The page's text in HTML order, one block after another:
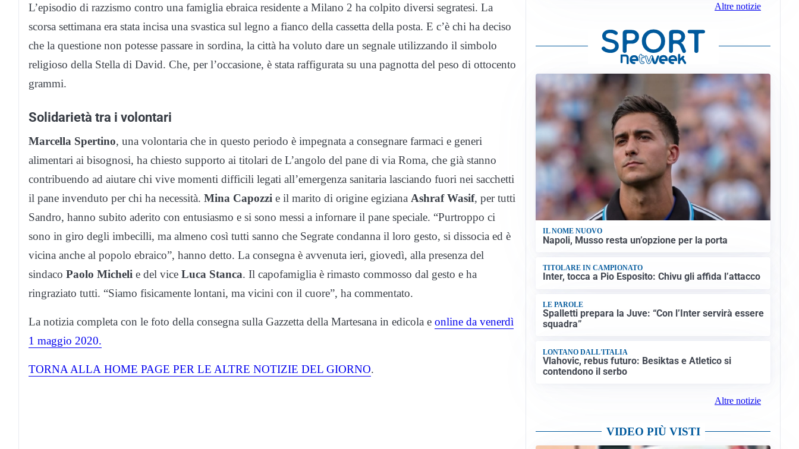
L’episodio di razzismo contro una famiglia ebraica residente a Milano 2 ha colpito diversi segratesi. La
scorsa settimana era stata incisa una svastica sul legno a fianco della cassetta della posta. E c’è chi ha deciso
che la questione non potesse passare in sordina, la città ha voluto dare un segnale utilizzando il simbolo
religioso della Stella di David. Che, per l’occasione, è stata raffigurata su una pagnotta del peso di ottocento
grammi.
Solidarietà tra i volontari
Marcella Spertino, una volontaria che in questo periodo è impegnata a consegnare farmaci e generi
alimentari ai bisognosi, ha chiesto supporto ai titolari de L’angolo del pane di via Roma, che già stanno
contribuendo ad aiutare chi vive momenti difficili legati all’emergenza sanitaria lasciando fuori nei sacchetti
il pane invenduto per chi ha necessità. Mina Capozzi e il marito di origine egiziana Ashraf Wasif, per tutti
Sandro, hanno subito aderito con entusiasmo e si sono messi a infornare il pane speciale. “Purtroppo ci
sono in giro degli imbecilli, ma almeno così tutti sanno che Segrate condanna il loro gesto, si dissocia ed è
vicina anche al popolo ebraico”, hanno detto. La consegna è avvenuta ieri, giovedì, alla presenza del
sindaco Paolo Micheli e del vice Luca Stanca. Il capofamiglia è rimasto commosso dal gesto e ha
ringraziato tutti. “Siamo fisicamente lontani, ma vicini con il cuore”, ha commentato.
La notizia completa con le foto della consegna sulla Gazzetta della Martesana in edicola e online da venerdì
1 maggio 2020.
TORNA ALLA HOME PAGE PER LE ALTRE NOTIZIE DEL GIORNO.
Altre notizie
IL NOME NUOVO
Napoli, Musso resta un’opzione per la porta
TITOLARE IN CAMPIONATO
Inter, tocca a Pio Esposito: Chivu gli affida l’attacco
LE PAROLE
Spalletti prepara la Juve: “Con l’Inter servirà essere
squadra”
LONTANO DALL'ITALIA
Vlahovic, rebus futuro: Besiktas e Atletico si
contendono il serbo
Altre notizie
VIDEO PIÙ VISTI